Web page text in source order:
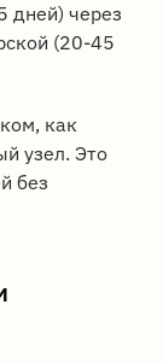
дней) через
(20-45
как
узел. Это
без